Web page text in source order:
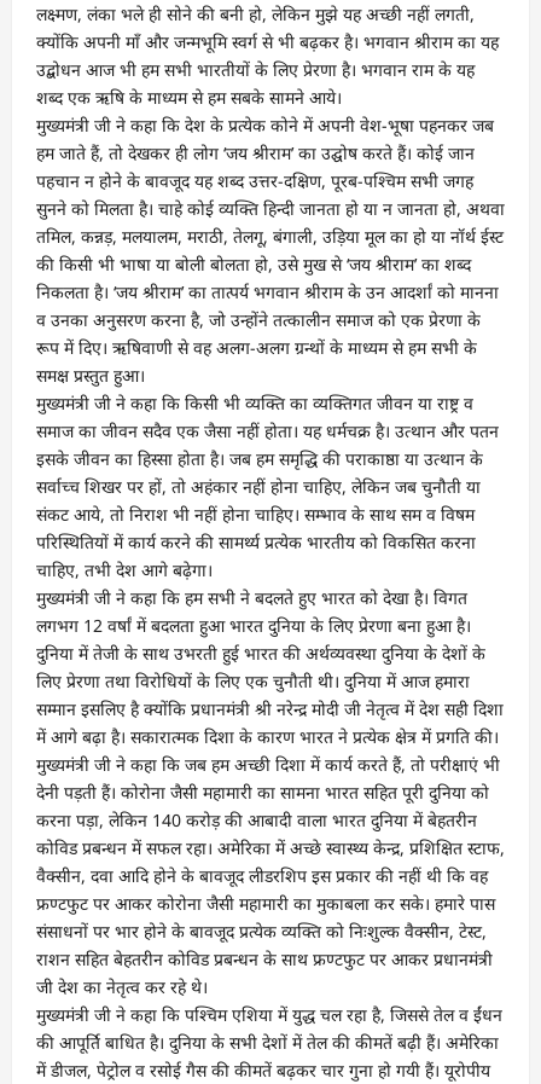
लक्ष्मण, लंका भले ही सोने की बनी हो, लेकिन मुझे यह अच्छी नहीं लगती,
क्योंकि अपनी माँ और जन्मभूमि स्वर्ग से भी बढ़कर है। भगवान श्रीराम का यह
उद्बोधन आज भी हम सभी भारतीयों के लिए प्रेरणा है। भगवान राम के यह
शब्द एक ऋषि के माध्यम से हम सबके सामने आये।
मुख्यमंत्री जी ने कहा कि देश के प्रत्येक कोने में अपनी वेश-भूषा पहनकर जब
हम जाते हैं, तो देखकर ही लोग ‘जय श्रीराम’ का उद्घोष करते हैं। कोई जान
पहचान न होने के बावजूद यह शब्द उत्तर-दक्षिण, पूरब-पश्चिम सभी जगह
सुनने को मिलता है। चाहे कोई व्यक्ति हिन्दी जानता हो या न जानता हो, अथवा
तमिल, कन्नड़, मलयालम, मराठी, तेलगू, बंगाली, उड़िया मूल का हो या नॉर्थ ईस्ट
की किसी भी भाषा या बोली बोलता हो, उसे मुख से ‘जय श्रीराम’ का शब्द
निकलता है। ‘जय श्रीराम’ का तात्पर्य भगवान श्रीराम के उन आदर्शां को मानना
व उनका अनुसरण करना है, जो उन्होंने तत्कालीन समाज को एक प्रेरणा के
रूप में दिए। ऋषिवाणी से वह अलग-अलग ग्रन्थों के माध्यम से हम सभी के
समक्ष प्रस्तुत हुआ।
मुख्यमंत्री जी ने कहा कि किसी भी व्यक्ति का व्यक्तिगत जीवन या राष्ट्र व
समाज का जीवन सदैव एक जैसा नहीं होता। यह धर्मचक्र है। उत्थान और पतन
इसके जीवन का हिस्सा होता है। जब हम समृद्धि की पराकाष्ठा या उत्थान के
सर्वाच्च शिखर पर हों, तो अहंकार नहीं होना चाहिए, लेकिन जब चुनौती या
संकट आये, तो निराश भी नहीं होना चाहिए। सम्भाव के साथ सम व विषम
परिस्थितियों में कार्य करने की सामर्थ्य प्रत्येक भारतीय को विकसित करना
चाहिए, तभी देश आगे बढ़ेगा।
मुख्यमंत्री जी ने कहा कि हम सभी ने बदलते हुए भारत को देखा है। विगत
लगभग 12 वर्षां में बदलता हुआ भारत दुनिया के लिए प्रेरणा बना हुआ है।
दुनिया में तेजी के साथ उभरती हुई भारत की अर्थव्यवस्था दुनिया के देशों के
लिए प्रेरणा तथा विरोधियों के लिए एक चुनौती थी। दुनिया में आज हमारा
सम्मान इसलिए है क्योंकि प्रधानमंत्री श्री नरेन्द्र मोदी जी नेतृत्व में देश सही दिशा
में आगे बढ़ा है। सकारात्मक दिशा के कारण भारत ने प्रत्येक क्षेत्र में प्रगति की।
मुख्यमंत्री जी ने कहा कि जब हम अच्छी दिशा में कार्य करते हैं, तो परीक्षाएं भी
देनी पड़ती हैं। कोरोना जैसी महामारी का सामना भारत सहित पूरी दुनिया को
करना पड़ा, लेकिन 140 करोड़ की आबादी वाला भारत दुनिया में बेहतरीन
कोविड प्रबन्धन में सफल रहा। अमेरिका में अच्छे स्वास्थ्य केन्द्र, प्रशिक्षित स्टाफ,
वैक्सीन, दवा आदि होने के बावजूद लीडरशिप इस प्रकार की नहीं थी कि वह
फ्रण्टफुट पर आकर कोरोना जैसी महामारी का मुकाबला कर सके। हमारे पास
संसाधनों पर भार होने के बावजूद प्रत्येक व्यक्ति को निःशुल्क वैक्सीन, टेस्ट,
राशन सहित बेहतरीन कोविड प्रबन्धन के साथ फ्रण्टफुट पर आकर प्रधानमंत्री
जी देश का नेतृत्व कर रहे थे।
मुख्यमंत्री जी ने कहा कि पश्चिम एशिया में युद्ध चल रहा है, जिससे तेल व ईंधन
की आपूर्ति बाधित है। दुनिया के सभी देशों में तेल की कीमतें बढ़ी हैं। अमेरिका
में डीजल, पेट्रोल व रसोई गैस की कीमतें बढ़कर चार गुना हो गयी हैं। यूरोपीय